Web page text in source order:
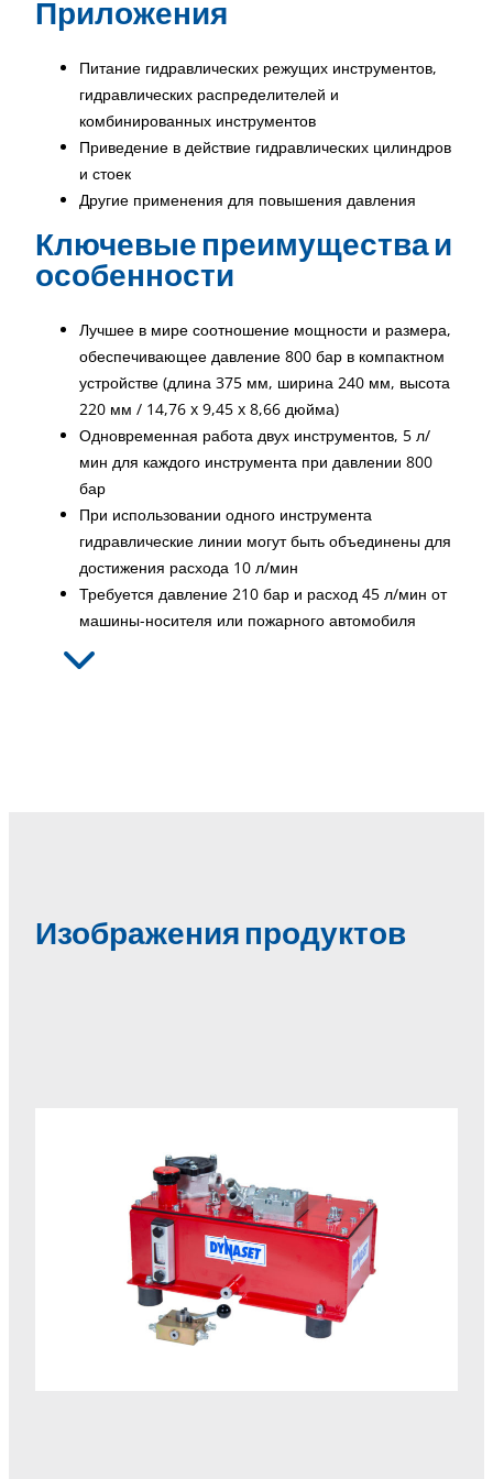
Приложения
Питание гидравлических режущих инструментов,
гидравлических распределителей и
комбинированных инструментов
Приведение в действие гидравлических цилиндров
и стоек
Другие применения для повышения давления
Ключевые преимущества и
особенности
Лучшее в мире соотношение мощности и размера,
обеспечивающее давление 800 бар в компактном
устройстве (длина 375 мм, ширина 240 мм, высота
220 мм / 14,76 x 9,45 x 8,66 дюйма)
Одновременная работа двух инструментов, 5 л/
мин для каждого инструмента при давлении 800
бар
При использовании одного инструмента
гидравлические линии могут быть объединены для
достижения расхода 10 л/мин
Требуется давление 210 бар и расход 45 л/мин от
машины-носителя или пожарного автомобиля
Изображения продуктов